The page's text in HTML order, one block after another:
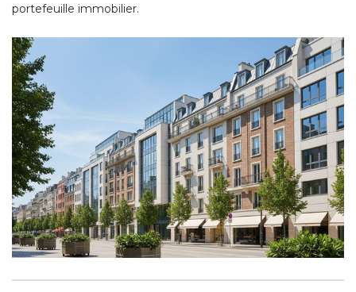
portefeuille immobilier.